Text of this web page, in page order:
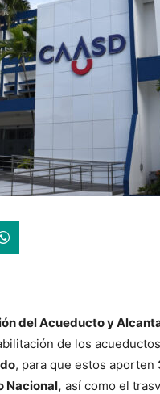
del Acueducto y
de los acueductos
, para que estos aporten
Nacional, así como el